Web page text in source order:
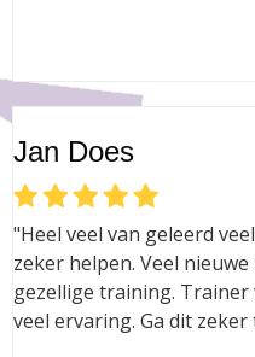
Jan Does
"Heel veel van geleerd
zeker helpen. Veel
gezellige training. Trainer
veel ervaring. Ga dit